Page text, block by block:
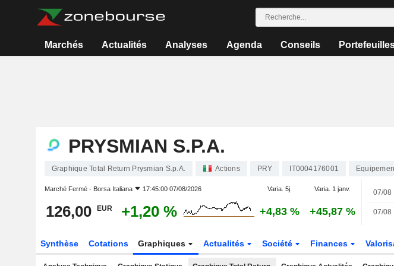
Marchés Actualités Analyses Agenda Conseils
PRYSMIAN S.P.A.
Graphique Total Return Prysmian S.p.A. Actions PRY IT0004176001
Marché Fermé - Borsa Italiana 17:45:00 07/08/2026 Varia. 5j. Varia. 1 janv.
126,00 EUR +1,20 % +4,83 % +45,87 %
07/08
07/08
Synthèse Cotations Graphiques Actualités Société Finances